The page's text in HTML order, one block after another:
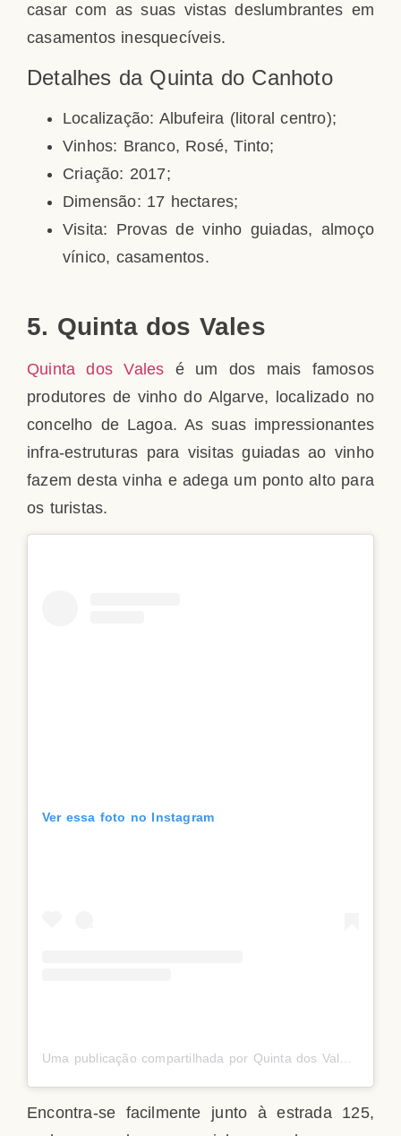
casar com as suas vistas deslumbrantes em
casamentos inesquecíveis.
Detalhes da Quinta do Canhoto
Localização: Albufeira (litoral centro);
Vinhos: Branco, Rosé, Tinto;
Criação: 2017;
Dimensão: 17 hectares;
Visita: Provas de vinho guiadas, almoço
vínico, casamentos.
5. Quinta dos Vales
Quinta dos Vales é um dos mais famosos
produtores de vinho do Algarve, localizado no
concelho de Lagoa. As suas impressionantes
infra-estruturas para visitas guiadas ao vinho
fazem desta vinha e adega um ponto alto para
os turistas.
Ver essa foto no Instagram
Encontra-se facilmente junto à estrada 125,